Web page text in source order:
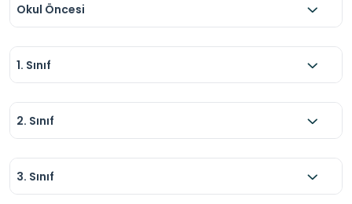
Okul Öncesi
1. Sınıf
2. Sınıf
3. Sınıf